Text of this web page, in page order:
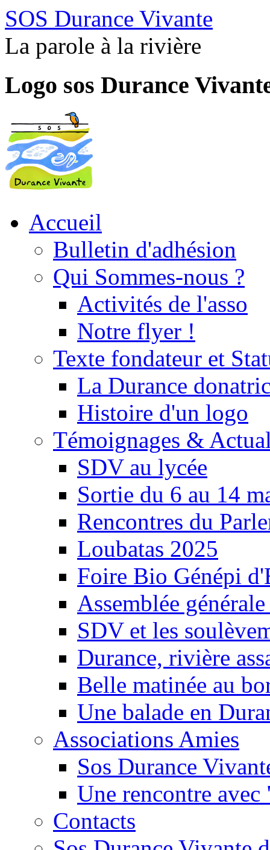
SOS Durance Vivante
La parole à la rivière
Logo sos Durance
Accueil
Bulletin d'adhésion
Qui Sommes-nous ?
Activités de l'asso
Notre flyer !
Texte fondateur et
La Durance
Histoire d'un logo
Témoignages &
SDV au lycée
Sortie du 6 au 14
Rencontres du
Loubatas 2025
Foire Bio Génépi
Assemblée
SDV et les
Durance, rivière
Belle matinée au
Une balade en
Associations Amies
Sos Durance
Une rencontre
Contacts